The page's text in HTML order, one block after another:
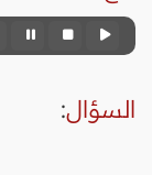
السؤال: